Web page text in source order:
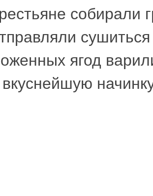
собирали
ягод
вкуснейшую